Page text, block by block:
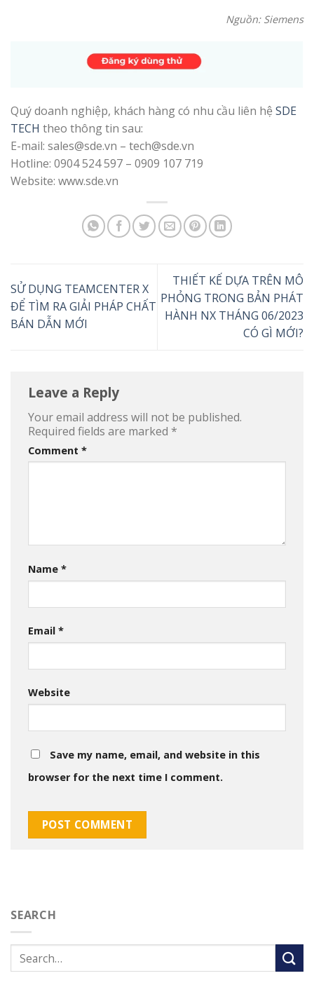
Nguồn: Siemens
Quý doanh nghiệp, khách hàng có nhu cầu liên hệ SDE
TECH theo thông tin sau:
E-mail: sales@sde.vn – tech@sde.vn
Hotline: 0904 524 597 – 0909 107 719
Website: www.sde.vn
SỬ DỤNG TEAMCENTER X
ĐỂ TÌM RA GIẢI PHÁP CHẤT
BÁN DẪN MỚI
THIẾT KẾ DỰA TRÊN MÔ
PHỎNG TRONG BẢN PHÁT
HÀNH NX THÁNG 06/2023
CÓ GÌ MỚI?
Leave a Reply
Your email address will not be published.
Required fields are marked *
Comment *
Name *
Email *
Website
Save my name, email, and website in this
browser for the next time I comment.
SEARCH